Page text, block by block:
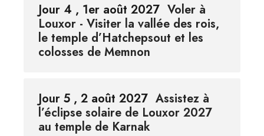
Jour 4 , 1er août 2027 Voler à
Louxor - Visiter la vallée des rois,
le temple d’Hatchepsout et les
colosses de Memnon
Jour 5 , 2 août 2027 Assistez à
l’éclipse solaire de Louxor 2027
au temple de Karnak